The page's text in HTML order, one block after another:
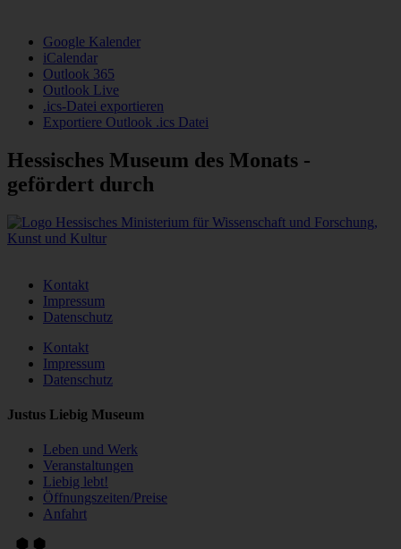
Google Kalender
iCalendar
Outlook 365
Outlook Live
.ics-Datei exportieren
Exportiere Outlook .ics Datei
Hessisches Museum des Monats -
gefördert durch
Kontakt
Impressum
Datenschutz
Kontakt
Impressum
Datenschutz
Justus Liebig Museum
Leben und Werk
Veranstaltungen
Liebig lebt!
Öffnungszeiten/Preise
Anfahrt